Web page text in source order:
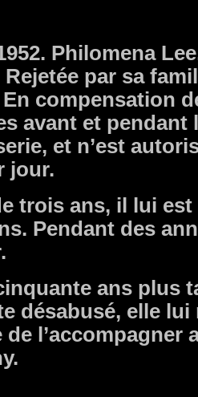
Philomena
par sa
En compensation
avant et pendant
et n’est
jour.
trois ans, il lui
Pendant des
ans plus
désabusé, elle
de l’accompagner